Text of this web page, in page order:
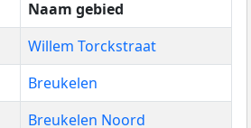
Naam gebied
Willem Torckstraat
Breukelen
Breukelen Noord